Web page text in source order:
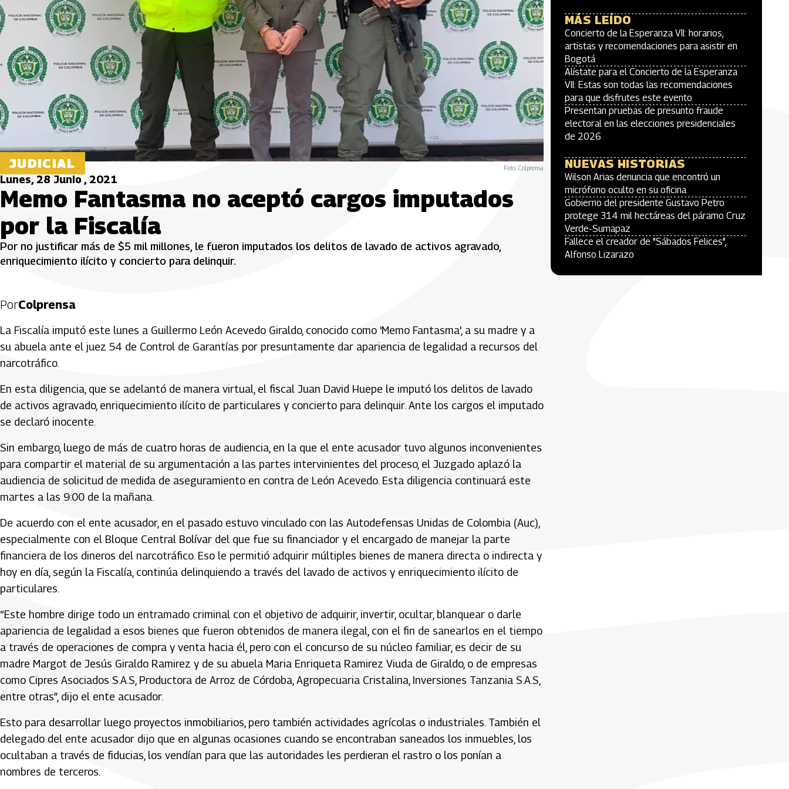
JUDICIAL Foto: Colprensa
Lunes, 28 Junio , 2021
Memo Fantasma no aceptó cargos imputados
por la Fiscalía
Por no justificar más de $5 mil millones, le fueron imputados los delitos de lavado de activos agravado,
enriquecimiento ilícito y concierto para delinquir.
PorColprensa
La Fiscalía imputó este lunes a Guillermo León Acevedo Giraldo, conocido como 'Memo Fantasma', a su madre y a
su abuela ante el juez 54 de Control de Garantías por presuntamente dar apariencia de legalidad a recursos del
narcotráfico.
En esta diligencia, que se adelantó de manera virtual, el fiscal Juan David Huepe le imputó los delitos de lavado
de activos agravado, enriquecimiento ilícito de particulares y concierto para delinquir. Ante los cargos el imputado
se declaró inocente.
Sin embargo, luego de más de cuatro horas de audiencia, en la que el ente acusador tuvo algunos inconvenientes
para compartir el material de su argumentación a las partes intervinientes del proceso, el Juzgado aplazó la
audiencia de solicitud de medida de aseguramiento en contra de León Acevedo. Esta diligencia continuará este
martes a las 9:00 de la mañana.
De acuerdo con el ente acusador, en el pasado estuvo vinculado con las Autodefensas Unidas de Colombia (Auc),
especialmente con el Bloque Central Bolívar del que fue su financiador y el encargado de manejar la parte
financiera de los dineros del narcotráfico. Eso le permitió adquirir múltiples bienes de manera directa o indirecta y
hoy en día, según la Fiscalía, continúa delinquiendo a través del lavado de activos y enriquecimiento ilícito de
particulares.
“Este hombre dirige todo un entramado criminal con el objetivo de adquirir, invertir, ocultar, blanquear o darle
apariencia de legalidad a esos bienes que fueron obtenidos de manera ilegal, con el fin de sanearlos en el tiempo
a través de operaciones de compra y venta hacia él, pero con el concurso de su núcleo familiar, es decir de su
madre Margot de Jesús Giraldo Ramirez y de su abuela Maria Enriqueta Ramirez Viuda de Giraldo, o de empresas
como Cipres Asociados S.A.S, Productora de Arroz de Córdoba, Agropecuaria Cristalina, Inversiones Tanzania S.A.S,
entre otras”, dijo el ente acusador.
Esto para desarrollar luego proyectos inmobiliarios, pero también actividades agrícolas o industriales. También el
delegado del ente acusador dijo que en algunas ocasiones cuando se encontraban saneados los inmuebles, los
ocultaban a través de fiducias, los vendían para que las autoridades les perdieran el rastro o los ponían a
nombres de terceros.
MÁS LEÍDO
Concierto de la Esperanza VII: horarios,
artistas y recomendaciones para asistir en
Bogotá
Alístate para el Concierto de la Esperanza
VII: Estas son todas las recomendaciones
para que disfrutes este evento
Presentan pruebas de presunto fraude
electoral en las elecciones presidenciales
de 2026
NUEVAS HISTORIAS
Wilson Arias denuncia que encontró un
micrófono oculto en su oficina
Gobierno del presidente Gustavo Petro
protege 314 mil hectáreas del páramo Cruz
Verde-Sumapaz
Fallece el creador de "Sábados Felices",
Alfonso Lizarazo